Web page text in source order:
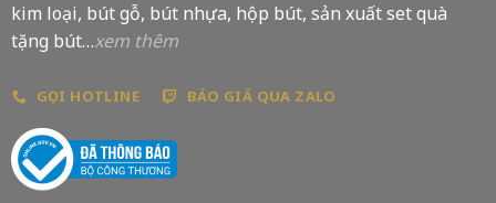
kim loại, bút gỗ, bút nhựa, hộp bút, sản xuất set quà
tặng bút…xem thêm
GỌI HOTLINE BÁO GIÁ QUA ZALO